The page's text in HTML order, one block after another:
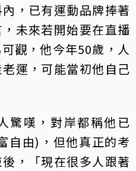
，已有運動品牌捧著
未來若開始要在直播
觀，他今年50歲，人
運，可能當初他自己
驚嘆，對岸都稱他已
自由)，但他真正的考
，「現在很多人跟著